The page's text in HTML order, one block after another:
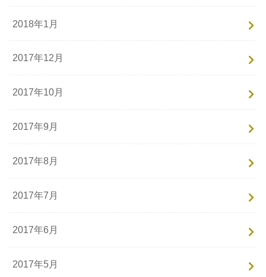
2018年1月
2017年12月
2017年10月
2017年9月
2017年8月
2017年7月
2017年6月
2017年5月